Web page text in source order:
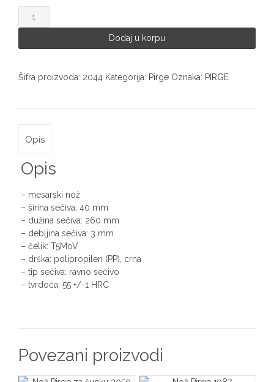
Pirge
količina
Dodaj u korpu
Šifra proizvoda: 2044 Kategorija: Pirge Oznaka: PIRGE
Opis
Opis
– mesarski nož
– širina sečiva: 40 mm
– dužina sečiva: 260 mm
– debljina sečiva: 3 mm
– čelik: T5MoV
– drška: polipropilen (PP), crna
– tip sečiva: ravno sečivo
– tvrdoća: 55 +/-1 HRC
Povezani proizvodi